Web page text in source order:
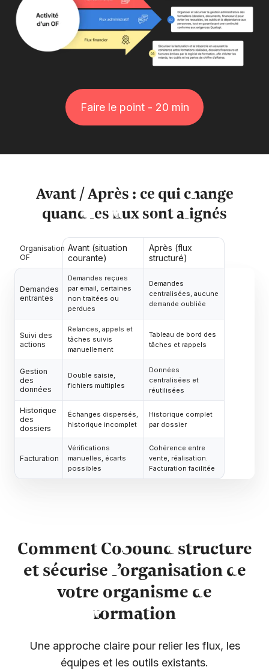
Faire le point - 20 min
Avant / Après : ce qui change
quand les flux sont alignés
Organisation
OF
Avant (situation
courante)
Après (flux
structuré)
Demandes
entrantes
Demandes reçues
par email, certaines
non traitées ou
perdues
Demandes
centralisées, aucune
demande oubliée
Suivi des
actions
Relances, appels et
tâches suivis
manuellement
Tableau de bord des
tâches et rappels
Gestion
des
données
Double saisie,
fichiers multiples
Données
centralisées et
réutilisées
Historique
des
dossiers
Échanges dispersés,
historique incomplet
Historique complet
par dossier
Facturation
Vérifications
manuelles, écarts
possibles
Cohérence entre
vente, réalisation.
Facturation facilitée
Comment Cobound structure
et sécurise l’organisation de
votre organisme de
formation
Une approche claire pour relier les flux, les
équipes et les outils existants.